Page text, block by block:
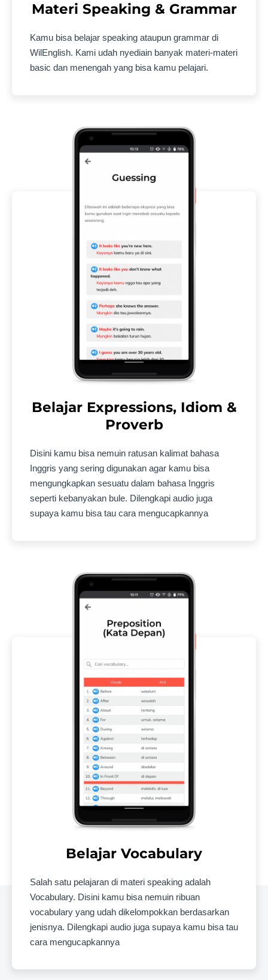
Materi Speaking & Grammar
Kamu bisa belajar speaking ataupun grammar di
WilEnglish. Kami udah nyediain banyak materi-materi
basic dan menengah yang bisa kamu pelajari.
Belajar Expressions, Idiom &
Proverb
Disini kamu bisa nemuin ratusan kalimat bahasa
Inggris yang sering digunakan agar kamu bisa
mengungkapkan sesuatu dalam bahasa Inggris
seperti kebanyakan bule. Dilengkapi audio juga
supaya kamu bisa tau cara mengucapkannya
Belajar Vocabulary
Salah satu pelajaran di materi speaking adalah
Vocabulary. Disini kamu bisa nemuin ribuan
vocabulary yang udah dikelompokkan berdasarkan
jenisnya. Dilengkapi audio juga supaya kamu bisa tau
cara mengucapkannya